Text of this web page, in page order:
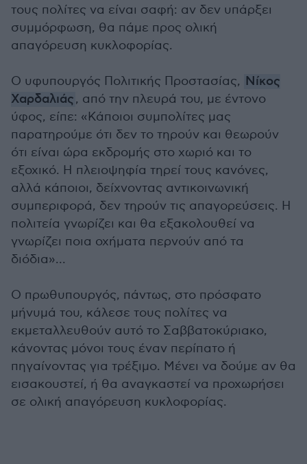
τους πολίτες να είναι σαφή: αν δεν υπάρξει
συμμόρφωση, θα πάμε προς ολική
απαγόρευση κυκλοφορίας.
Ο υφυπουργός Πολιτικής Προστασίας, Νίκος
Χαρδαλιάς, από την πλευρά του, με έντονο
ύφος, είπε: «Κάποιοι συμπολίτες μας
παρατηρούμε ότι δεν το τηρούν και θεωρούν
ότι είναι ώρα εκδρομής στο χωριό και το
εξοχικό. Η πλειοψηφία τηρεί τους κανόνες,
αλλά κάποιοι, δείχνοντας αντικοινωνική
συμπεριφορά, δεν τηρούν τις απαγορεύσεις. Η
πολιτεία γνωρίζει και θα εξακολουθεί να
γνωρίζει ποια οχήματα περνούν από τα
διόδια»...
Ο πρωθυπουργός, πάντως, στο πρόσφατο
μήνυμά του, κάλεσε τους πολίτες να
εκμεταλλευθούν αυτό το Σαββατοκύριακο,
κάνοντας μόνοι τους έναν περίπατο ή
πηγαίνοντας για τρέξιμο. Μένει να δούμε αν θα
εισακουστεί, ή θα αναγκαστεί να προχωρήσει
σε ολική απαγόρευση κυκλοφορίας.